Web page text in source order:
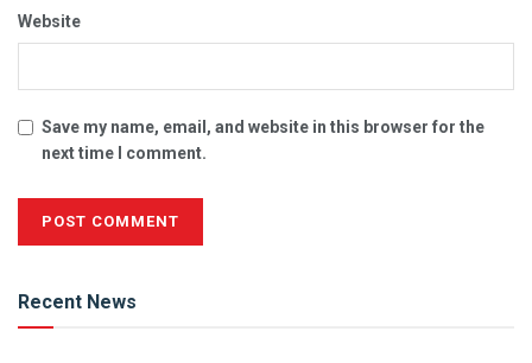
Website
Save my name, email, and website in this browser for the
next time I comment.
Recent News